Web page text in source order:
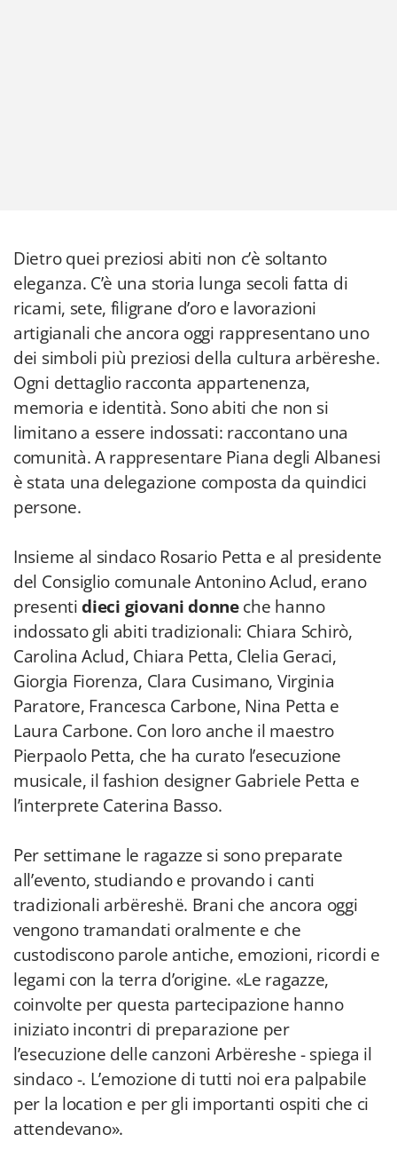
Dietro quei preziosi abiti non c’è soltanto
eleganza. C’è una storia lunga secoli fatta di
ricami, sete, filigrane d’oro e lavorazioni
artigianali che ancora oggi rappresentano uno
dei simboli più preziosi della cultura arbëreshe.
Ogni dettaglio racconta appartenenza,
memoria e identità. Sono abiti che non si
limitano a essere indossati: raccontano una
comunità. A rappresentare Piana degli Albanesi
è stata una delegazione composta da quindici
persone.
Insieme al sindaco Rosario Petta e al presidente
del Consiglio comunale Antonino Aclud, erano
presentidieci giovani donneche hanno
indossato gli abiti tradizionali: Chiara Schirò,
Carolina Aclud, Chiara Petta, Clelia Geraci,
Giorgia Fiorenza, Clara Cusimano, Virginia
Paratore, Francesca Carbone, Nina Petta e
Laura Carbone. Con loro anche il maestro
Pierpaolo Petta, che ha curato l’esecuzione
musicale, il fashion designer Gabriele Petta e
l’interprete Caterina Basso.
Per settimane le ragazze si sono preparate
all’evento, studiando e provando i canti
tradizionali arbëreshë. Brani che ancora oggi
vengono tramandati oralmente e che
custodiscono parole antiche, emozioni, ricordi e
legami con la terra d’origine. «Le ragazze,
coinvolte per questa partecipazione hanno
iniziato incontri di preparazione per
l’esecuzione delle canzoni Arbëreshe - spiega il
sindaco -. L’emozione di tutti noi era palpabile
per la location e per gli importanti ospiti che ci
attendevano».